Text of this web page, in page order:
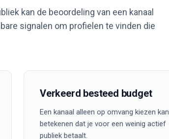
kan de beoordeling van een kanaal
signalen om profielen te vinden die
Verkeerd besteed budget
Een kanaal alleen op omvang kiezen kan
betekenen dat je voor een weinig actief
publiek betaalt.